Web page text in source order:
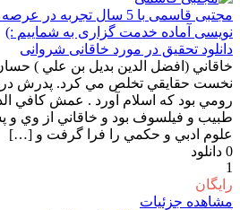
مجتبی قاسمی
با 5 سال تجربه در
نویسی آماده خدمت گزاری به شماییم :)
دانلود تحقیق در مورد خاقانی شروانی
خاقاني (افضل الدين بديل بن علي )‌
نخست حقايقي تخلص مي كرد. پدرش
رومي بود كه اسلام آورد . عمش كافي
طبيب و فيلسوف بود و خاقاني از وي و
علوم ادبي و حكمي را فرا گرفت و […]
0 دانلود
1
رایگان
مشاهده جزئیات